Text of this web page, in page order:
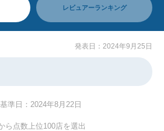
レビュアーランキング
発表日：2024年9月25日
準日：2024年8月22日
ら点数上位100店を選出